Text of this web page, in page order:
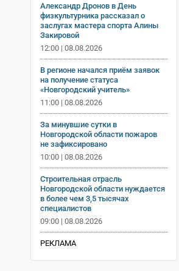
Александр Дронов в День
физкультурника рассказал о
заслугах мастера спорта Алины
Закировой
12:00 | 08.08.2026
В регионе начался приём заявок
на получение статуса
«Новгородский учитель»
11:00 | 08.08.2026
За минувшие сутки в
Новгородской области пожаров
не зафиксировано
10:00 | 08.08.2026
Строительная отрасль
Новгородской области нуждается
в более чем 3,5 тысячах
специалистов
09:00 | 08.08.2026
РЕКЛАМА